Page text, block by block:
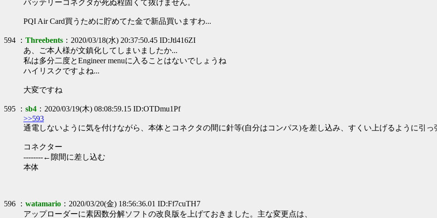
バッテリーコネクタが死ぬ程固くて抜けません。
PQI Air Card買うために貯めてた金で新品買いますわ...
594 ： Threebents ：2020/03/18(水) 20:37:50.45 ID:Jtl416ZI
あ、ご本人様が文鎮化してしまいましたか...
私は多分二度とEngineer menuに入ることはないでしょうね
ハイリスクですよね...
大変ですね
595 ： sb4 ：2020/03/19(木) 08:08:59.15 ID:OTDmu1Pf
>>593
通電しないように気を付けながら、本体とコネクタの間に針等(自分はコンパス)を差し込み、すくい上げるように引っ
コネクター
--------←隙間に差し込む
本体
596 ： watamario ：2020/03/20(金) 18:56:36.01 ID:Ff7cuTH7
アップローダーに素因数分解ソフトの改良版を上げておきました。主な変更点は、